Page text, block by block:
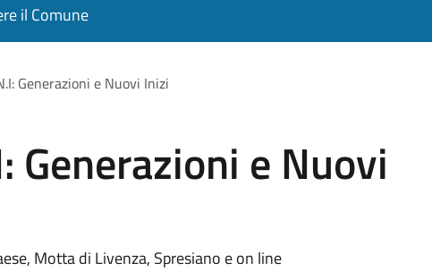
il Comune
Generazioni e Nuovi Inizi
Generazioni e Nuovi
Motta di Livenza, Spresiano e on line